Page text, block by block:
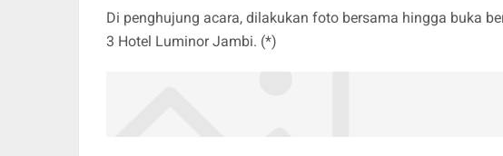
Di penghujung acara, dilakukan foto bersama hingga buka
3 Hotel Luminor Jambi. (*)